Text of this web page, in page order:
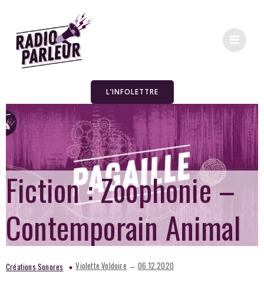
L’INFOLETTRE
Fiction : Zoophonie –
Contemporain Animal
Créations Sonores Violette Voldoire – 06.12.2020